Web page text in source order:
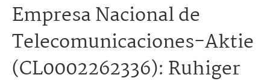
Empresa Nacional de
Telecomunicaciones-Aktie
(CL0002262336): Ruhiger